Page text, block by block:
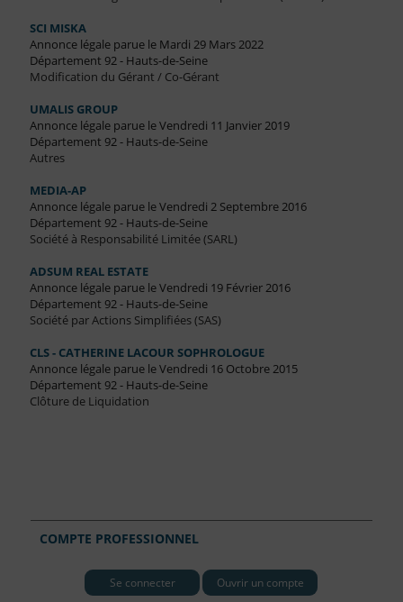
SCI MISKA
Annonce légale parue le Mardi 29 Mars 2022
Département 92 - Hauts-de-Seine
Modification du Gérant / Co-Gérant
UMALIS GROUP
Annonce légale parue le Vendredi 11 Janvier 2019
Département 92 - Hauts-de-Seine
Autres
MEDIA-AP
Annonce légale parue le Vendredi 2 Septembre 2016
Département 92 - Hauts-de-Seine
Société à Responsabilité Limitée (SARL)
ADSUM REAL ESTATE
Annonce légale parue le Vendredi 19 Février 2016
Département 92 - Hauts-de-Seine
Société par Actions Simplifiées (SAS)
CLS - CATHERINE LACOUR SOPHROLOGUE
Annonce légale parue le Vendredi 16 Octobre 2015
Département 92 - Hauts-de-Seine
Clôture de Liquidation
COMPTE PROFESSIONNEL
Se connecter Ouvrir un compte